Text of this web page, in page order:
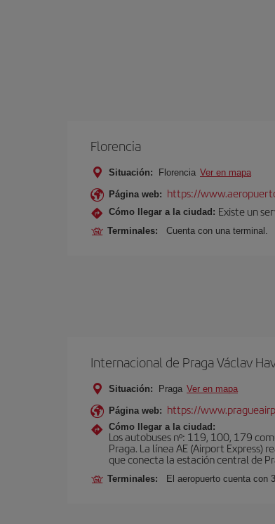
Florencia
Situación: Florencia Ver en mapa
Página web: https://
Cómo llegar a la ciudad: Existe un
Terminales: Cuenta con una terminal.
Internacional de Praga Václav
Situación: Praga Ver en mapa
Página web: https://
Cómo llegar a la ciudad:
Los autobuses nº: 119, 100, 179
Praga. La línea AE (Airport Express)
que conecta la estación central de
Terminales: El aeropuerto cuenta con